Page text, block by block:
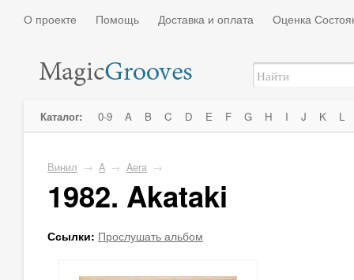
О проекте Помощь Доставка и оплата Оценка
Каталог: 0-9 A B C D E F G H I J K L
Винил → A → Aera →
1982. Akataki
Ссылки: Прослушать альбом